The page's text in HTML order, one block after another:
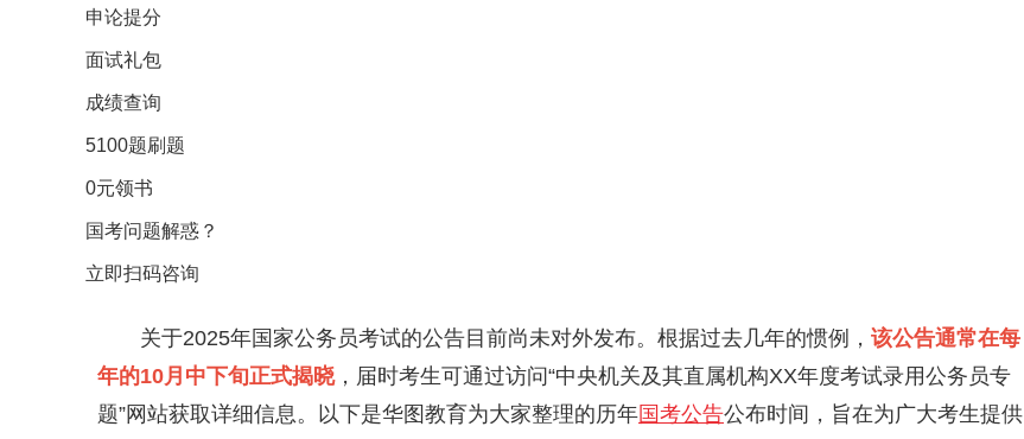
申论提分
面试礼包
成绩查询
5100题刷题
0元领书
国考问题解惑？
立即扫码咨询
关于2025年国家公务员考试的公告目前尚未对外发布。根据过去几年的惯例， 该公告通常在每
年的10月中下旬正式揭晓，届时考生可通过访问“中央机关及其直属机构XX年度考试录用公务员专
题”网站获取详细信息。以下是华图教育为大家整理的历年国考公告公布时间，旨在为广大考生提供